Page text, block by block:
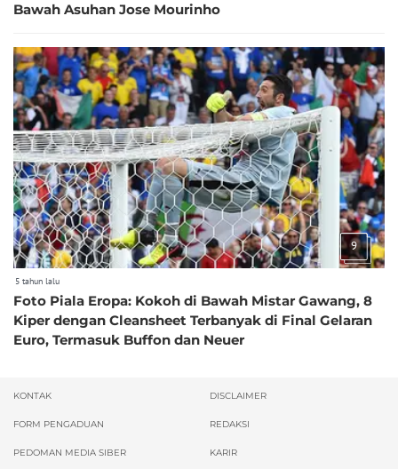
Bawah Asuhan Jose Mourinho
9
5 tahun lalu
Foto Piala Eropa: Kokoh di Bawah Mistar Gawang, 8
Kiper dengan Cleansheet Terbanyak di Final Gelaran
Euro, Termasuk Buffon dan Neuer
KONTAK DISCLAIMER
FORM PENGADUAN REDAKSI
PEDOMAN MEDIA SIBER KARIR